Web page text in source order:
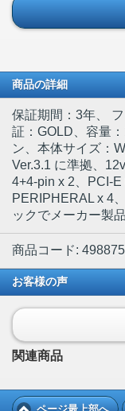
商品の詳細
保証期間：3年、
証：GOLD、容量
ン、本体サイズ：
Ver.3.1 に準拠、
4+4-pin x 2、PCI-E
PERIPHERAL x 4
ックでメーカー製
商品コード:
お客様の声
関連商品